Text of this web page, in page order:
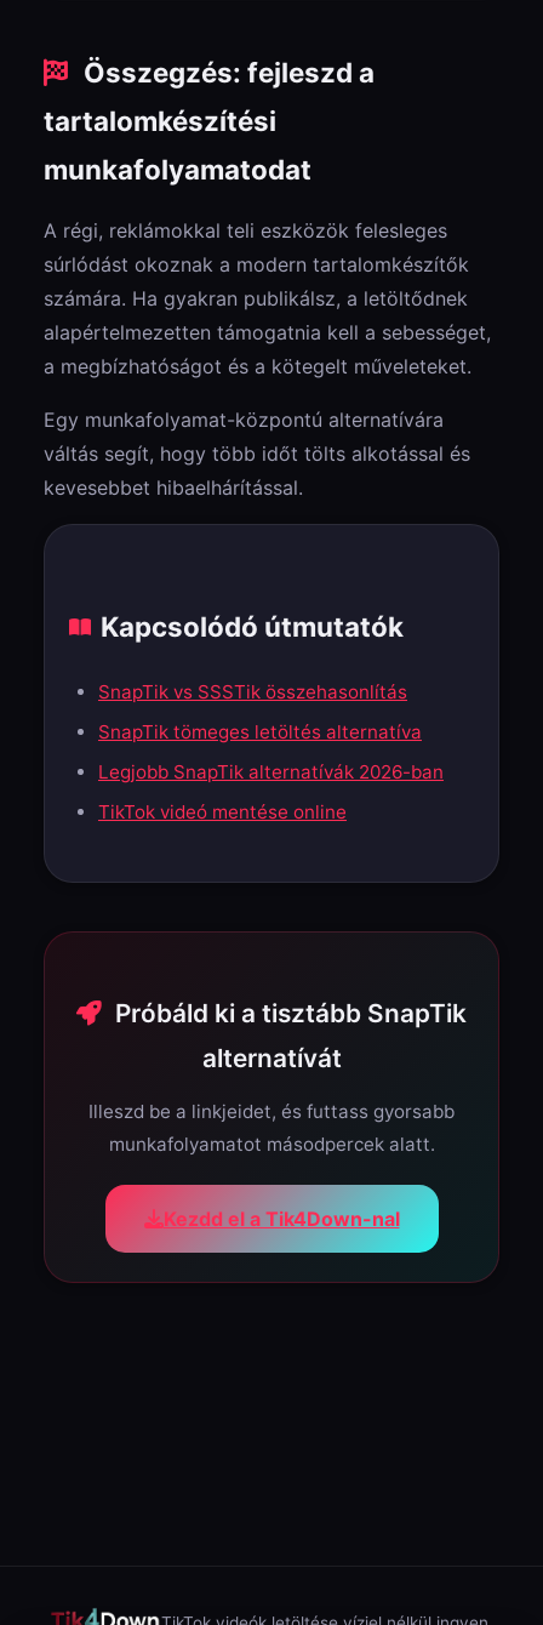
Összegzés: fejleszd a
tartalomkészítési
munkafolyamatodat
A régi, reklámokkal teli eszközök felesleges
súrlódást okoznak a modern tartalomkészítők
számára. Ha gyakran publikálsz, a letöltődnek
alapértelmezetten támogatnia kell a sebességet,
a megbízhatóságot és a kötegelt műveleteket.
Egy munkafolyamat-központú alternatívára
váltás segít, hogy több időt tölts alkotással és
kevesebbet hibaelhárítással.
Kapcsolódó útmutatók
SnapTik vs SSSTik összehasonlítás
SnapTik tömeges letöltés alternatíva
Legjobb SnapTik alternatívák 2026-ban
TikTok videó mentése online
Próbáld ki a tisztább SnapTik
alternatívát
Illeszd be a linkjeidet, és futtass gyorsabb
munkafolyamatot másodpercek alatt.
Kezdd el a Tik4Down-nal